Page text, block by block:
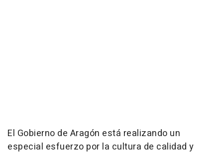
El Gobierno de Aragón está realizando un
especial esfuerzo por la cultura de calidad y